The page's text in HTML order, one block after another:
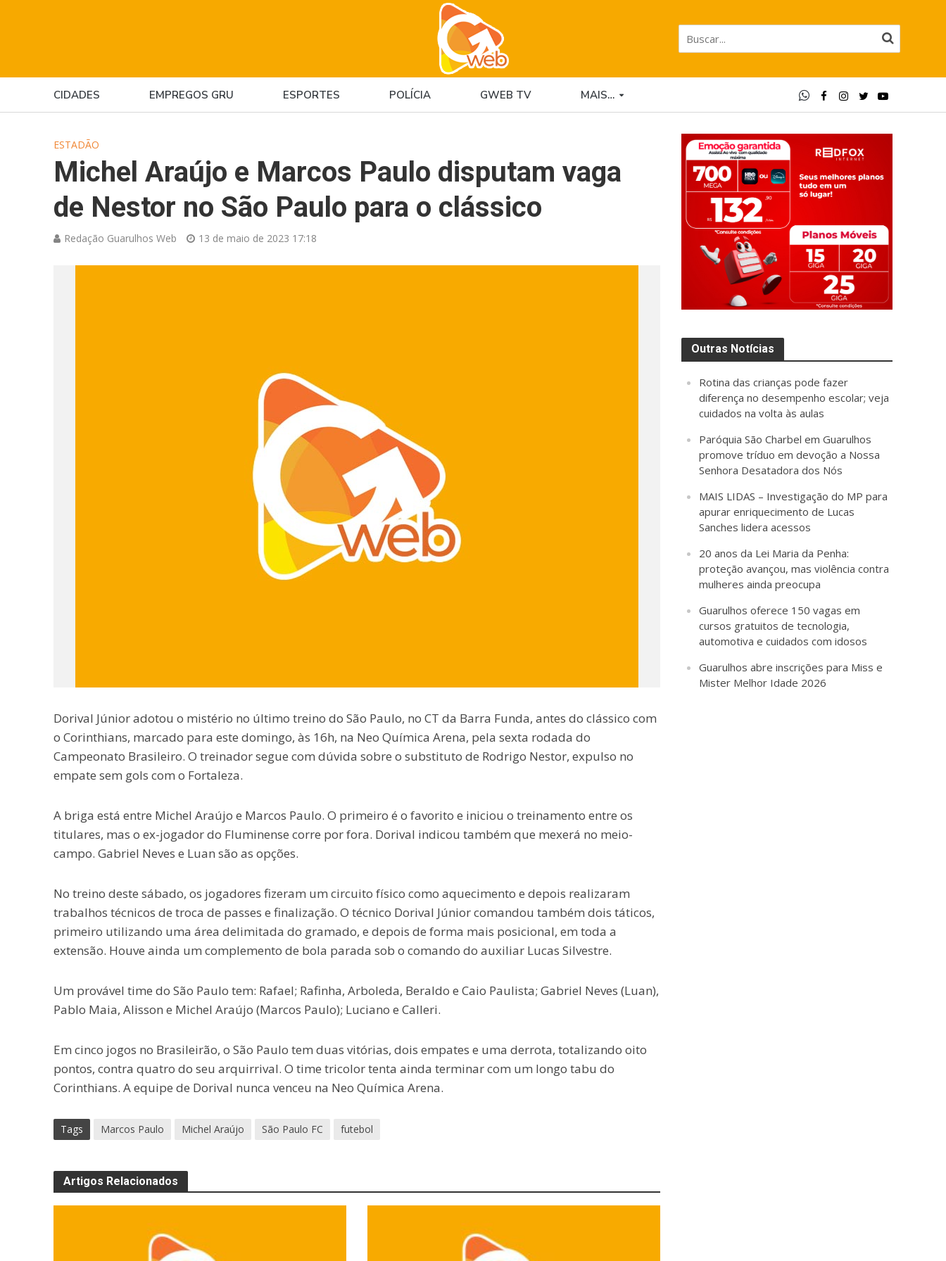
CIDADES EMPREGOS GRU ESPORTES POLÍCIA GWEB TV MAIS…
ESTADÃO
Michel Araújo e Marcos Paulo disputam vaga
de Nestor no São Paulo para o clássico
Redação Guarulhos Web 13 de maio de 2023 17:18
Dorival Júnior adotou o mistério no último treino do São Paulo, no CT da Barra Funda, antes do clássico com
o Corinthians, marcado para este domingo, às 16h, na Neo Química Arena, pela sexta rodada do
Campeonato Brasileiro. O treinador segue com dúvida sobre o substituto de Rodrigo Nestor, expulso no
empate sem gols com o Fortaleza.
A briga está entre Michel Araújo e Marcos Paulo. O primeiro é o favorito e iniciou o treinamento entre os
titulares, mas o ex-jogador do Fluminense corre por fora. Dorival indicou também que mexerá no meio-
campo. Gabriel Neves e Luan são as opções.
No treino deste sábado, os jogadores fizeram um circuito físico como aquecimento e depois realizaram
trabalhos técnicos de troca de passes e finalização. O técnico Dorival Júnior comandou também dois táticos,
primeiro utilizando uma área delimitada do gramado, e depois de forma mais posicional, em toda a
extensão. Houve ainda um complemento de bola parada sob o comando do auxiliar Lucas Silvestre.
Um provável time do São Paulo tem: Rafael; Rafinha, Arboleda, Beraldo e Caio Paulista; Gabriel Neves (Luan),
Pablo Maia, Alisson e Michel Araújo (Marcos Paulo); Luciano e Calleri.
Em cinco jogos no Brasileirão, o São Paulo tem duas vitórias, dois empates e uma derrota, totalizando oito
pontos, contra quatro do seu arquirrival. O time tricolor tenta ainda terminar com um longo tabu do
Corinthians. A equipe de Dorival nunca venceu na Neo Química Arena.
Tags Marcos Paulo Michel Araújo São Paulo FC futebol
Artigos Relacionados
Outras Notícias
Rotina das crianças pode fazer
diferença no desempenho escolar; veja
cuidados na volta às aulas
Paróquia São Charbel em Guarulhos
promove tríduo em devoção a Nossa
Senhora Desatadora dos Nós
MAIS LIDAS – Investigação do MP para
apurar enriquecimento de Lucas
Sanches lidera acessos
20 anos da Lei Maria da Penha:
proteção avançou, mas violência contra
mulheres ainda preocupa
Guarulhos oferece 150 vagas em
cursos gratuitos de tecnologia,
automotiva e cuidados com idosos
Guarulhos abre inscrições para Miss e
Mister Melhor Idade 2026